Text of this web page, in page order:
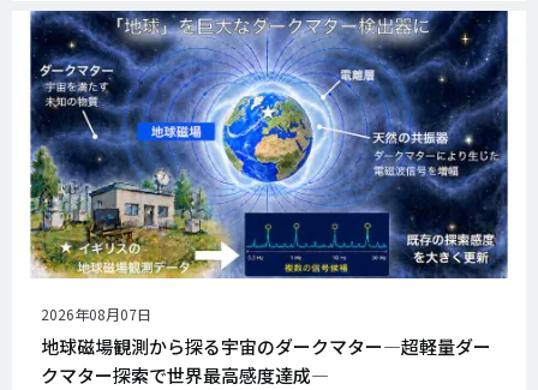
公
開
日
2026年08月07日
地球磁場観測から探る宇宙のダークマター―超軽量ダー
クマター探索で世界最高感度達成―